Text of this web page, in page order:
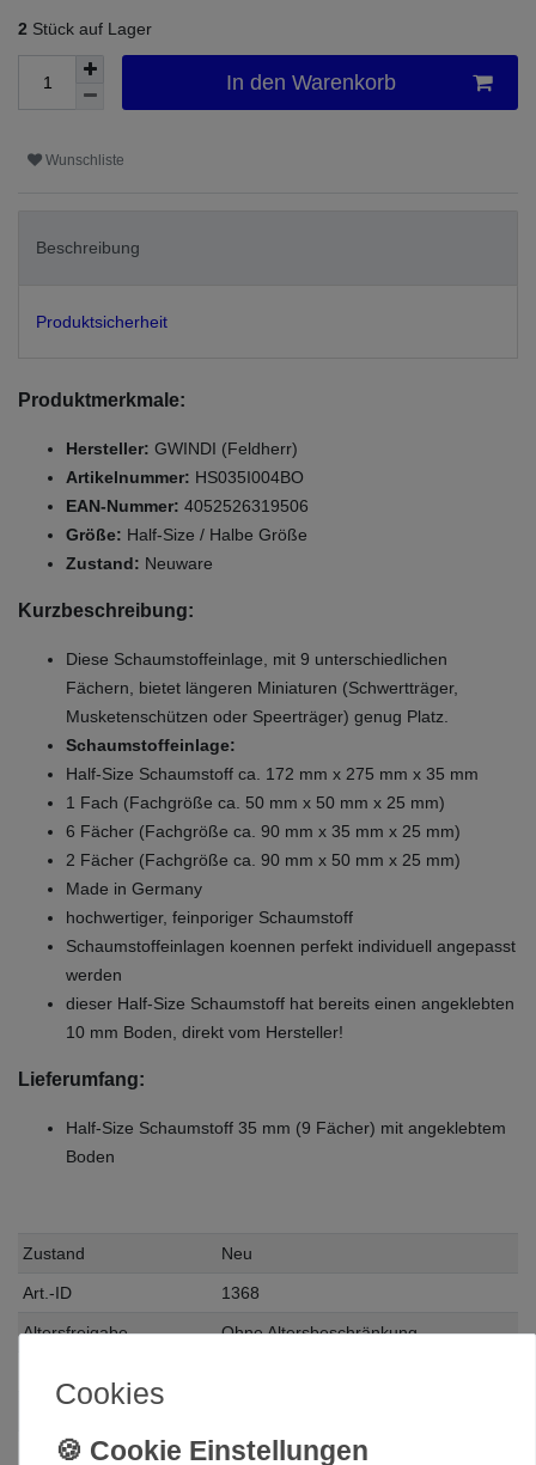
2 Stück auf Lager
In den Warenkorb
Wunschliste
Beschreibung
Produktsicherheit
Produktmerkmale:
Hersteller: GWINDI (Feldherr)
Artikelnummer: HS035I004BO
EAN-Nummer: 4052526319506
Größe: Half-Size / Halbe Größe
Zustand: Neuware
Kurzbeschreibung:
Diese Schaumstoffeinlage, mit 9 unterschiedlichen
Fächern, bietet längeren Miniaturen (Schwertträger,
Musketenschützen oder Speerträger) genug Platz.
Schaumstoffeinlage:
Half-Size Schaumstoff ca. 172 mm x 275 mm x 35 mm
1 Fach (Fachgröße ca. 50 mm x 50 mm x 25 mm)
6 Fächer (Fachgröße ca. 90 mm x 35 mm x 25 mm)
2 Fächer (Fachgröße ca. 90 mm x 50 mm x 25 mm)
Made in Germany
hochwertiger, feinporiger Schaumstoff
Schaumstoffeinlagen koennen perfekt individuell angepasst
werden
dieser Half-Size Schaumstoff hat bereits einen angeklebten
10 mm Boden, direkt vom Hersteller!
Lieferumfang:
Half-Size Schaumstoff 35 mm (9 Fächer) mit angeklebtem
Boden
Zustand Neu
Art.-ID 1368
Altersfreigabe Ohne Altersbeschränkung
Inhalt 1 Stück
Cookies